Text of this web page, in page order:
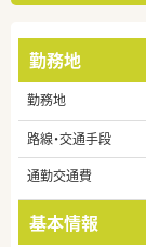
勤務地
勤務地
路線・交通手段
通勤交通費
基本情報